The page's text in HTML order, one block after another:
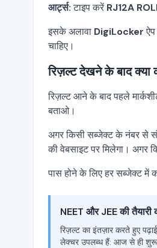
आर्ट्स:टाइप करें RJ12A
इसके अलावा DigiLocker
चाहिए।
रिज़ल्ट देखने के बाद क्या
रिज़ल्ट आने के बाद पहले
बताओ।
अगर किसी सब्जेक्ट के नंबर से
की वेबसाइट पर मिलेगा। अगर
पास होने के लिए हर सब्जेक्ट
NEET और JEE की तैयारी
रिज़ल्ट का इंतज़ार करते हुए
लेक्चर उपलब्ध हैं: आज से ही